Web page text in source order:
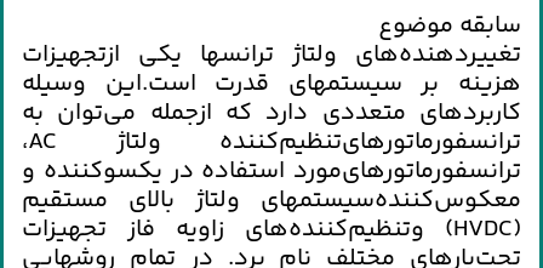
سابقه‌ موضوع‌
تغييردهنده‌هاي‌ ولتاژ ترانسها يكي‌ ازتجهيزات‌
هزينه‌ بر سيستمهاي‌ قدرت‌ است‌.اين‌ وسيله‌
كاربردهاي‌ متعددي‌ دارد كه‌ ازجمله‌ مي‌توان‌ به‌
ترانسفورماتورهاي‌تنظيم‌كننده‌ ولتاژ AC،
ترانسفورماتورهاي‌مورد استفاده‌ در يكسوكننده‌ و
معكوس‌كننده‌سيستمهاي‌ ولتاژ بالاي‌ مستقيم‌
(HVDC) وتنظيم‌كننده‌هاي‌ زاويه‌ فاز تجهيزات‌
تحت‌بارهاي‌ مختلف‌ نام‌ برد. در تمام‌ روشهايي‌